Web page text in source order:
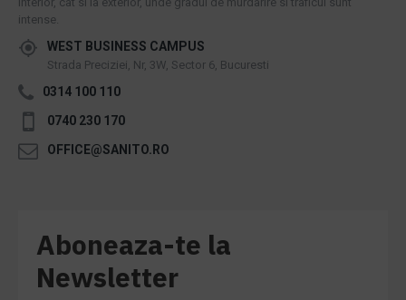
intense.
WEST BUSINESS CAMPUS
Strada Preciziei, Nr, 3W, Sector 6, Bucuresti
0314 100 110
0740 230 170
OFFICE@SANITO.RO
Aboneaza-te la
Newsletter